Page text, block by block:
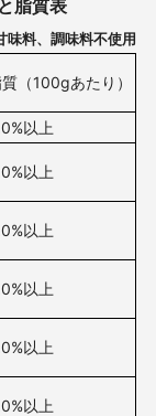
脂質表
味料、調味料不使用
（100gあたり）
以上
以上
以上
以上
以上
以上